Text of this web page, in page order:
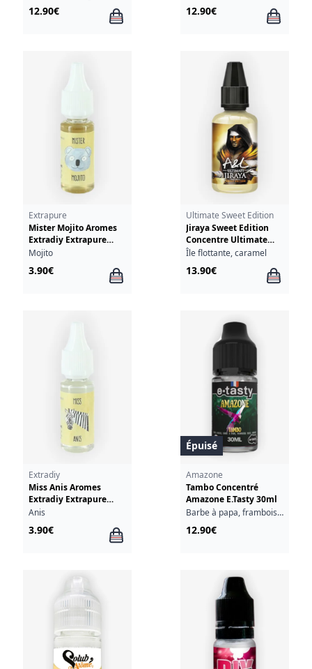
12.90€ 12.90€
Extrapure
Mister Mojito Aromes
Extradiy Extrapure
10ml
Mojito
3.90€
Ultimate Sweet Edition
Jiraya Sweet Edition
Concentre Ultimate
A&L 30ml
Île flottante, caramel
13.90€
Extradiy
Miss Anis Aromes
Extradiy Extrapure
10ml
Anis
3.90€
Épuisé
Amazone
Tambo Concentré
Amazone E.Tasty 30ml
Barbe à papa, framboise bleue, fruits rouges, grenade, fraîcheur
12.90€